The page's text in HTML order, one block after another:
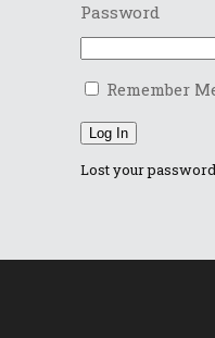
Password
Remember
Log In
Lost your